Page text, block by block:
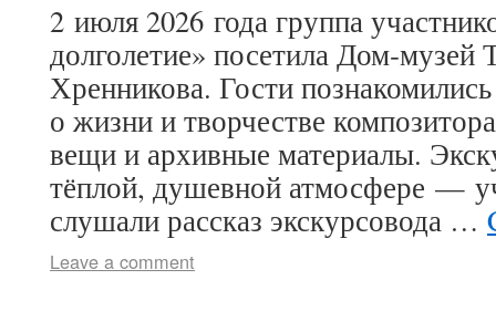
2 июля 2026 года группа
долголетие» посетила Дом‑музей
Хренникова. Гости
о жизни и творчестве
вещи и архивные материалы.
тёплой, душевной атмосфере —
слушали рассказ экскурсовода …
Leave a comment